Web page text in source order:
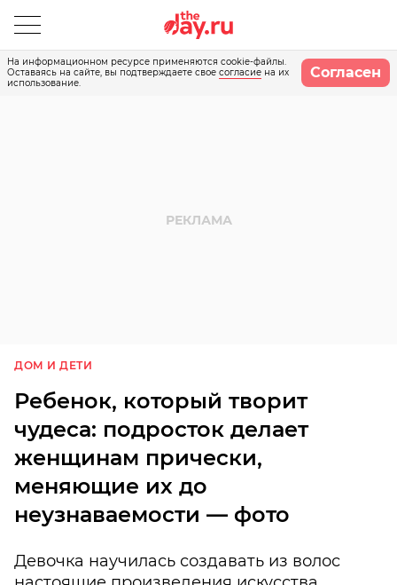
На информационном ресурсе применяются cookie-файлы.
Оставаясь на сайте, вы подтверждаете свое согласие на их
использование.
Согласен
ДОМ И ДЕТИ
Ребенок, который творит
чудеса: подросток делает
женщинам прически,
меняющие их до
неузнаваемости — фото
Девочка научилась создавать из волос